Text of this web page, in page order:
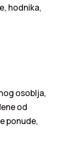
hodnika,
osoblja,
od
ponude,